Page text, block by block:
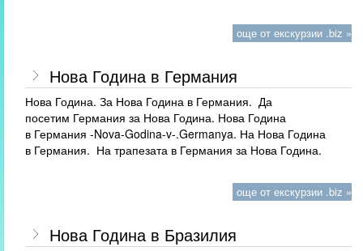
още от екскурзии .biz »
Нова Година в Германия
Нова Година. За Нова Година в Германия. Да
посетим Германия за Нова Година. Нова Година
в Германия -Nova-Godina-v-.Germanya. На Нова Година
в Германия. На трапезата в Германия за Нова Година.
още от екскурзии .biz »
Нова Година в Бразилия